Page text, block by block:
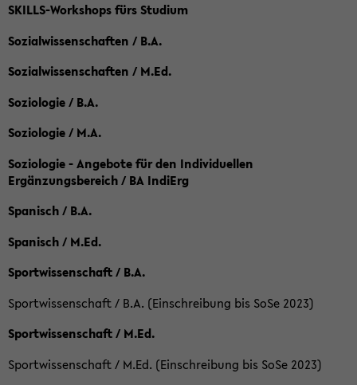
SKILLS-Workshops fürs Studium
Sozialwissenschaften / B.A.
Sozialwissenschaften / M.Ed.
Soziologie / B.A.
Soziologie / M.A.
Soziologie - Angebote für den Individuellen
Ergänzungsbereich / BA IndiErg
Spanisch / B.A.
Spanisch / M.Ed.
Sportwissenschaft / B.A.
Sportwissenschaft / B.A. (Einschreibung bis SoSe 2023)
Sportwissenschaft / M.Ed.
Sportwissenschaft / M.Ed. (Einschreibung bis SoSe 2023)